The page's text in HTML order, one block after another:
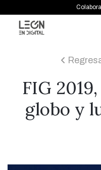
icon
FIG
globo y